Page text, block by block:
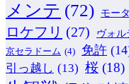
メンテ (72) モー
ロケフリ (27) ヴォル
京セラドーム (4) 免許
引っ越し (13) 桜 (18)